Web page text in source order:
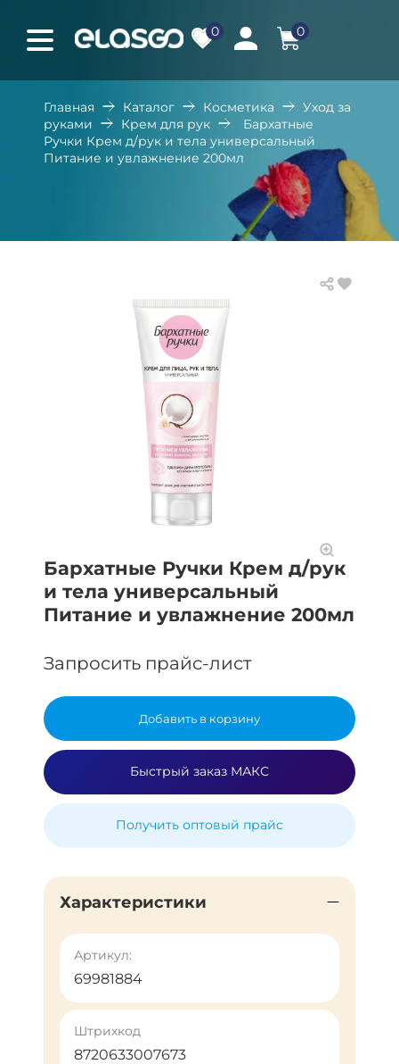
0 0
Главная Каталог Косметика
Уход за
руками
Крем для рук
Бархатные
Ручки Крем д/рук и тела универсальный
Питание и увлажнение 200мл
Бархатные Ручки Крем д/рук
и тела универсальный
Питание и увлажнение 200мл
Запросить прайс-лист
Добавить в корзину
Быстрый заказ МАКС
Получить оптовый прайс
Характеристики
Артикул:
69981884
Штрихкод
8720633007673